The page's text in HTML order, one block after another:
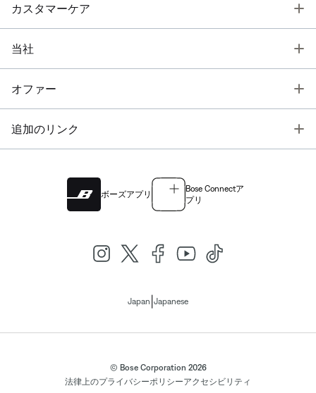
カスタマーケア
当社
オファー
追加のリンク
ボーズアプリ
Bose Connectア
プリ
Japan Japanese
© Bose Corporation 2026
法律上のプライバシーポリシーアクセシビリティ